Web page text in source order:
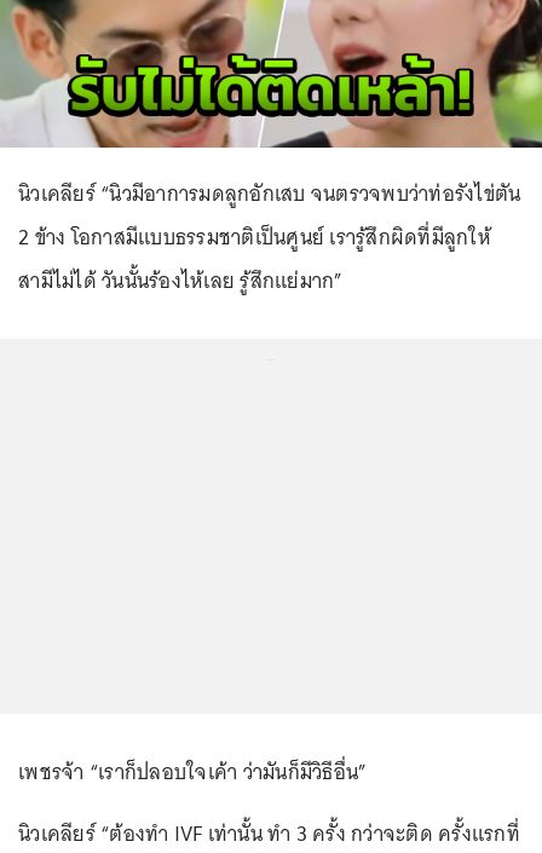
นิวเคลียร์ “นิวมีอาการมดลูกอักเสบ จนตรวจพบว่าท่อรังไข่ตัน
2 ข้าง โอกาสมีแบบธรรมชาติเป็นศูนย์ เรารู้สึกผิดที่มีลูกให้
สามีไม่ได้ วันนั้นร้องไห้เลย รู้สึกแย่มาก”
เพชรจ้า “เราก็ปลอบใจเค้า ว่ามันก็มีวิธีอื่น”
นิวเคลียร์ “ต้องทำ IVF เท่านั้น ทำ 3 ครั้ง กว่าจะติด ครั้งแรกที่